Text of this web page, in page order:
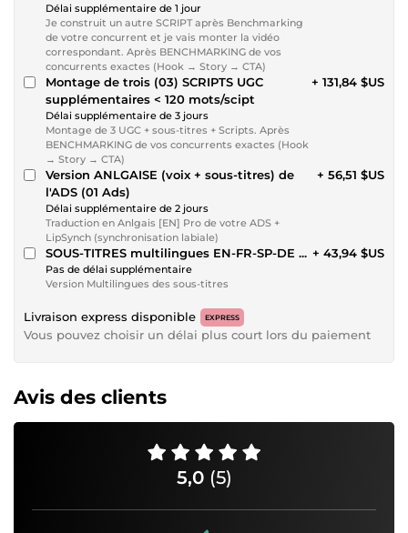
Délai supplémentaire de 1 jour
Je construit un autre SCRIPT après Benchmarking
de votre concurrent et je vais monter la vidéo
correspondant. Après BENCHMARKING de vos
concurrents exactes (Hook → Story → CTA)
Montage de trois (03) SCRIPTS UGC
supplémentaires < 120 mots/scipt
Délai supplémentaire de 3 jours
Montage de 3 UGC + sous-titres + Scripts. Après
BENCHMARKING de vos concurrents exactes (Hook
→ Story → CTA)
+ 131,84 $US
Version ANLGAISE (voix + sous-titres) de
l'ADS (01 Ads)
Délai supplémentaire de 2 jours
Traduction en Anlgais [EN] Pro de votre ADS +
LipSynch (synchronisation labiale)
+ 56,51 $US
SOUS-TITRES multilingues EN-FR-SP-DE ...
Pas de délai supplémentaire
Version Multilingues des sous-titres
+ 43,94 $US
Livraison express disponible EXPRESS
Vous pouvez choisir un délai plus court lors du paiement
Avis des clients
5,0 (5)